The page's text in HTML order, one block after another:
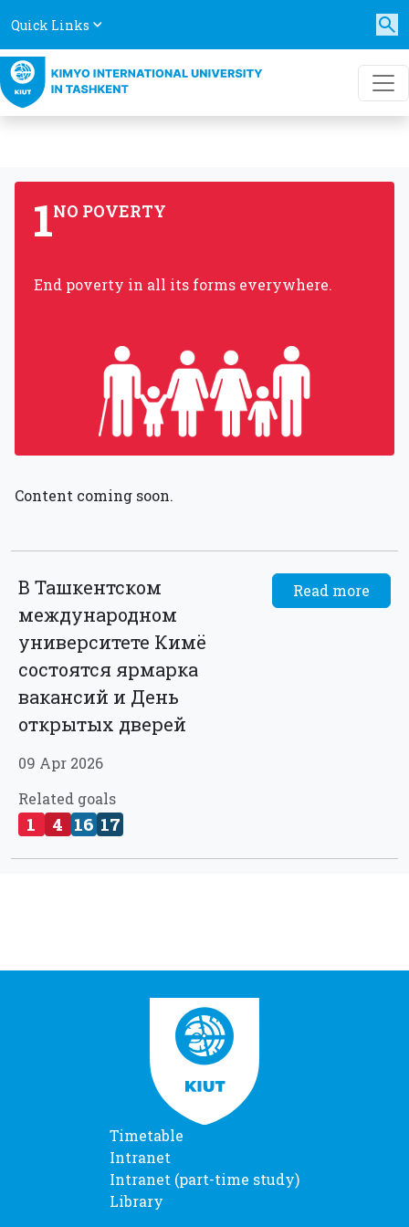
Quick Links
1NO POVERTY
End poverty in all its forms everywhere.
Content coming soon.
В Ташкентском
международном
университете Кимё
состоятся ярмарка
вакансий и День
открытых дверей
09 Apr 2026
Related goals
1 4 16 17
Read more
Timetable
Intranet
Intranet (part-time study)
Library